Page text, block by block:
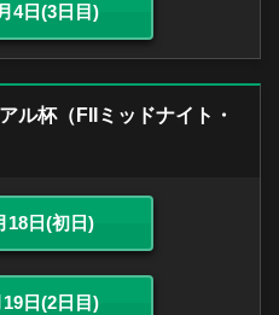
4日(3日目)
ル杯（FIIミッドナイト・
18日(初日)
日(2日目)